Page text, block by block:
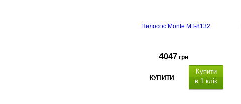
Пилосос Monte MT-8132
4047 грн
КУПИТИ
Купити
в 1 клік